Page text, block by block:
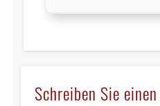
Schreiben Sie